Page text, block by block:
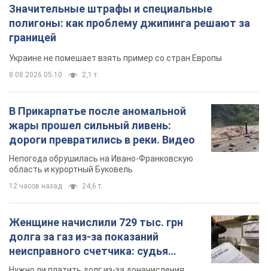
жары прошел сильный ливень:
дороги превратились в реки. Видео
Непогода обрушилась на Ивано-Франковскую
Женщине начислили 729 тыс. грн
долга за газ из-за показаний
неисправного счетчика: судья
вынес неожиданное решение
6 часов назад 30,9 т.